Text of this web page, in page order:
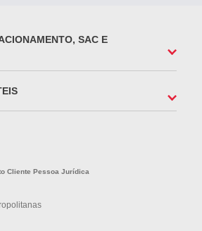
SAC E
Cliente Pessoa Jurídica